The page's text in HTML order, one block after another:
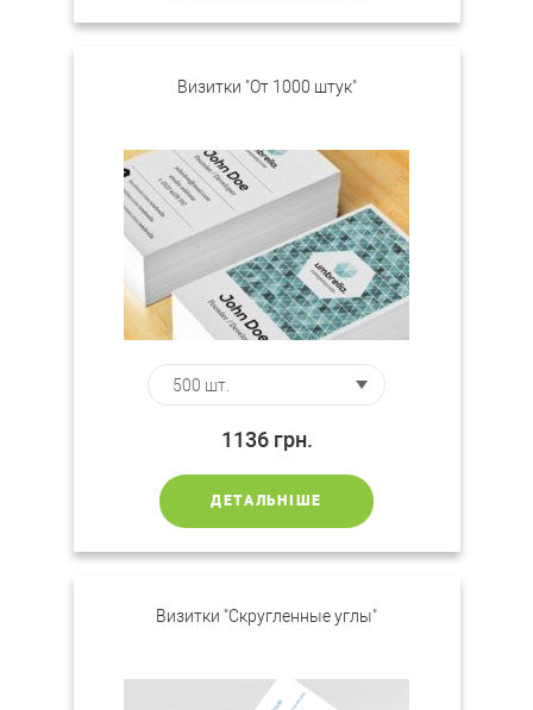
Визитки "От 1000 штук"
1136 грн.
ДЕТАЛЬНІШЕ
Визитки "Скругленные углы"